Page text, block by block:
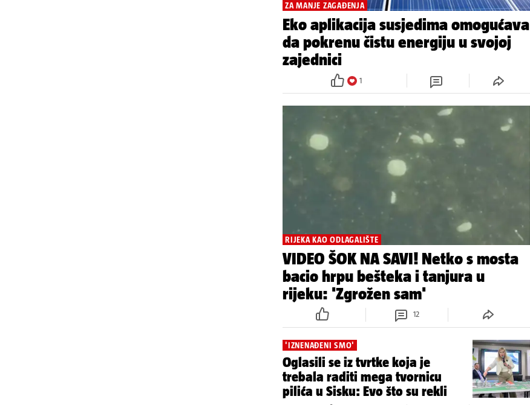
ZA MANJE ZAGAĐENJA
Eko aplikacija susjedima omogućava
da pokrenu čistu energiju u svojoj
zajednici
1
RIJEKA KAO ODLAGALIŠTE
VIDEO ŠOK NA SAVI! Netko s mosta
bacio hrpu bešteka i tanjura u
rijeku: 'Zgrožen sam'
12
'IZNENAĐENI SMO'
Oglasili se iz tvrtke koja je
trebala raditi mega tvornicu
pilića u Sisku: Evo što su rekli